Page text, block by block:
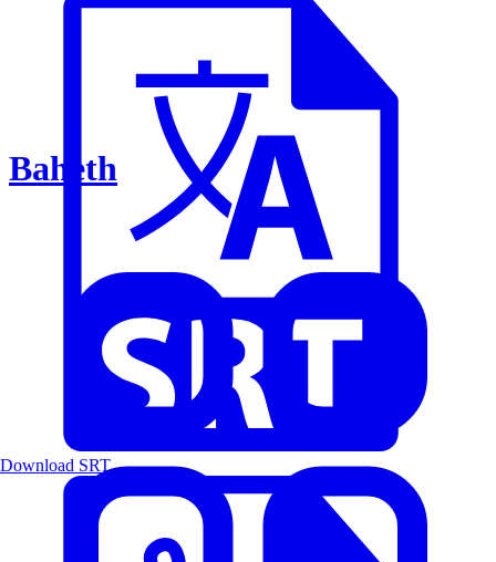
Baheth
Download SRT